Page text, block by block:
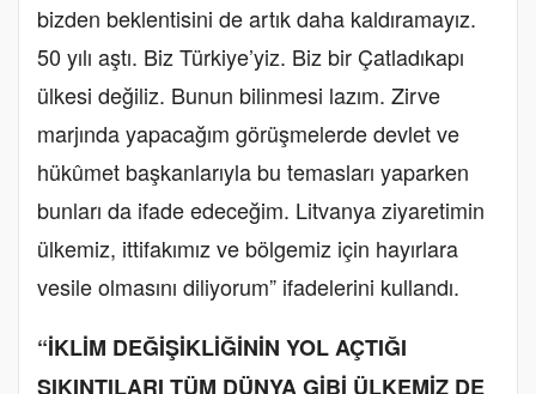
bizden beklentisini de artık daha kaldıramayız.
50 yılı aştı. Biz Türkiye’yiz. Biz bir Çatladıkapı
ülkesi değiliz. Bunun bilinmesi lazım. Zirve
marjında yapacağım görüşmelerde devlet ve
hükûmet başkanlarıyla bu temasları yaparken
bunları da ifade edeceğim. Litvanya ziyaretimin
ülkemiz, ittifakımız ve bölgemiz için hayırlara
vesile olmasını diliyorum” ifadelerini kullandı.
“İKLİM DEĞİŞİKLİĞİNİN YOL AÇTIĞI
SIKINTILARI TÜM DÜNYA GİBİ ÜLKEMİZ DE